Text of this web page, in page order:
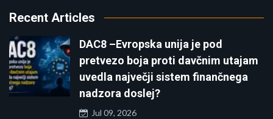
Recent Articles
DAC8 –Evropska unija je pod
pretvezo boja proti davčnim utajam
uvedla največji sistem finančnega
nadzora doslej?
Jul 09, 2026